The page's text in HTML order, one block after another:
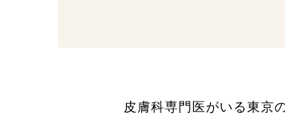
皮膚科専門医がいる東京